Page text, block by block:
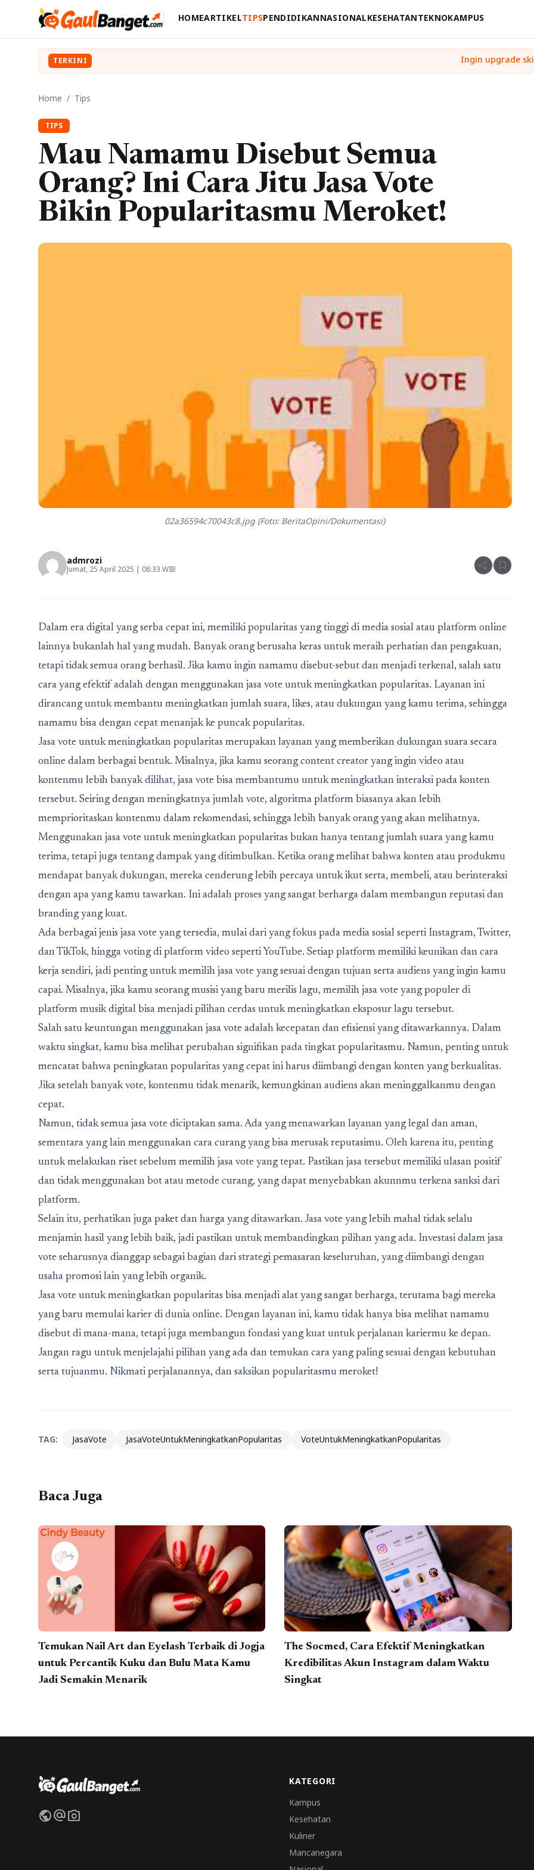
HOMEARTIKELTIPSPENDIDIKANNASIONALKESEHATANTEKNOKAMPUS
TERKINI
Home / Tips
TIPS
Mau Namamu Disebut Semua
Orang? Ini Cara Jitu Jasa Vote
Bikin Popularitasmu Meroket!
02a36594c70043c8.jpg (Foto: BeritaOpini/Dokumentasi)
admrozi
Jumat, 25 April 2025 | 08:33 WIB share bookmark
Dalam era digital yang serba cepat ini, memiliki popularitas yang tinggi di media sosial atau platform online
lainnya bukanlah hal yang mudah. Banyak orang berusaha keras untuk meraih perhatian dan pengakuan,
tetapi tidak semua orang berhasil. Jika kamu ingin namamu disebut-sebut dan menjadi terkenal, salah satu
cara yang efektif adalah dengan menggunakan jasa vote untuk meningkatkan popularitas. Layanan ini
dirancang untuk membantu meningkatkan jumlah suara, likes, atau dukungan yang kamu terima, sehingga
namamu bisa dengan cepat menanjak ke puncak popularitas.
Jasa vote untuk meningkatkan popularitas merupakan layanan yang memberikan dukungan suara secara
online dalam berbagai bentuk. Misalnya, jika kamu seorang content creator yang ingin video atau
kontenmu lebih banyak dilihat, jasa vote bisa membantumu untuk meningkatkan interaksi pada konten
tersebut. Seiring dengan meningkatnya jumlah vote, algoritma platform biasanya akan lebih
memprioritaskan kontenmu dalam rekomendasi, sehingga lebih banyak orang yang akan melihatnya.
Menggunakan jasa vote untuk meningkatkan popularitas bukan hanya tentang jumlah suara yang kamu
terima, tetapi juga tentang dampak yang ditimbulkan. Ketika orang melihat bahwa konten atau produkmu
mendapat banyak dukungan, mereka cenderung lebih percaya untuk ikut serta, membeli, atau berinteraksi
dengan apa yang kamu tawarkan. Ini adalah proses yang sangat berharga dalam membangun reputasi dan
branding yang kuat.
Ada berbagai jenis jasa vote yang tersedia, mulai dari yang fokus pada media sosial seperti Instagram, Twitter,
dan TikTok, hingga voting di platform video seperti YouTube. Setiap platform memiliki keunikan dan cara
kerja sendiri, jadi penting untuk memilih jasa vote yang sesuai dengan tujuan serta audiens yang ingin kamu
capai. Misalnya, jika kamu seorang musisi yang baru merilis lagu, memilih jasa vote yang populer di
platform musik digital bisa menjadi pilihan cerdas untuk meningkatkan eksposur lagu tersebut.
Salah satu keuntungan menggunakan jasa vote adalah kecepatan dan efisiensi yang ditawarkannya. Dalam
waktu singkat, kamu bisa melihat perubahan signifikan pada tingkat popularitasmu. Namun, penting untuk
mencatat bahwa peningkatan popularitas yang cepat ini harus diimbangi dengan konten yang berkualitas.
Jika setelah banyak vote, kontenmu tidak menarik, kemungkinan audiens akan meninggalkanmu dengan
cepat.
Namun, tidak semua jasa vote diciptakan sama. Ada yang menawarkan layanan yang legal dan aman,
sementara yang lain menggunakan cara curang yang bisa merusak reputasimu. Oleh karena itu, penting
untuk melakukan riset sebelum memilih jasa vote yang tepat. Pastikan jasa tersebut memiliki ulasan positif
dan tidak menggunakan bot atau metode curang, yang dapat menyebabkan akunnmu terkena sanksi dari
platform.
Selain itu, perhatikan juga paket dan harga yang ditawarkan. Jasa vote yang lebih mahal tidak selalu
menjamin hasil yang lebih baik, jadi pastikan untuk membandingkan pilihan yang ada. Investasi dalam jasa
vote seharusnya dianggap sebagai bagian dari strategi pemasaran keseluruhan, yang diimbangi dengan
usaha promosi lain yang lebih organik.
Jasa vote untuk meningkatkan popularitas bisa menjadi alat yang sangat berharga, terutama bagi mereka
yang baru memulai karier di dunia online. Dengan layanan ini, kamu tidak hanya bisa melihat namamu
disebut di mana-mana, tetapi juga membangun fondasi yang kuat untuk perjalanan kariermu ke depan.
Jangan ragu untuk menjelajahi pilihan yang ada dan temukan cara yang paling sesuai dengan kebutuhan
serta tujuanmu. Nikmati perjalanannya, dan saksikan popularitasmu meroket!
TAG: JasaVote JasaVoteUntukMeningkatkanPopularitas VoteUntukMeningkatkanPopularitas
Baca Juga
Temukan Nail Art dan Eyelash Terbaik di Jogja
untuk Percantik Kuku dan Bulu Mata Kamu
Jadi Semakin Menarik
The Socmed, Cara Efektif Meningkatkan
Kredibilitas Akun Instagram dalam Waktu
Singkat
publicalternate_emailphoto_camera
KATEGORI
Kampus
Kesehatan
Kuliner
Mancanegara